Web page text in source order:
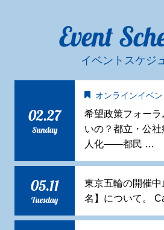
Event
イベントスケジ
02.27
Sunday
オンラインイベン
希望政策フォー
いの？都立・公
人化——都民 …
05.11
Tuesday
東京五輪の開催
名】について。